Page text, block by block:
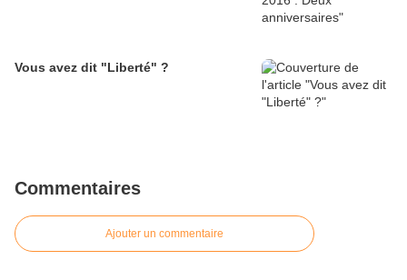
Vous avez dit "Liberté" ?
Commentaires
Ajouter un commentaire